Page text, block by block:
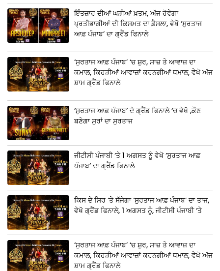
ਇੰਤਜ਼ਾਰ ਦੀਆਂ ਘੜੀਆਂ ਖ਼ਤਮ, ਅੱਜ ਹੋਵੇਗਾ
ਪ੍ਰਤੀਭਾਗੀਆਂ ਦੀ ਕਿਸਮਤ ਦਾ ਫ਼ੈਸਲਾ, ਵੇਖੋ ‘ਸੁਰਤਾਜ
ਆਫ਼ ਪੰਜਾਬ’ ਦਾ ਗ੍ਰੈਂਡ ਫਿਨਾਲੇ
‘ਸੁਰਤਾਜ ਆਫ਼ ਪੰਜਾਬ’ ‘ਚ ਸ਼ੁਰ, ਸਾਜ਼ ਤੇ ਆਵਾਜ਼ ਦਾ
ਕਮਾਲ, ਕਿਹੜੀਆਂ ਆਵਾਜ਼ਾਂ ਕਰਨਗੀਆਂ ਧਮਾਲ, ਵੇਖੋ ਅੱਜ
ਸ਼ਾਮ ਗ੍ਰੈਂਡ ਫਿਨਾਲੇ
‘ਸੁਰਤਾਜ ਆਫ਼ ਪੰਜਾਬ’ ਦੇ ਗ੍ਰੈਂਡ ਫਿਨਾਲੇ ‘ਚ ਵੇਖੋ ,ਕੌਣ
ਬਣੇਗਾ ਸੁਰਾਂ ਦਾ ਸੁਰਤਾਜ
ਜੀਟੀਸੀ ਪੰਜਾਬੀ ‘ਤੇ 1 ਅਗਸਤ ਨੂੰ ਵੇਖੋ ‘ਸੁਰਤਾਜ ਆਫ਼
ਪੰਜਾਬ’ ਦਾ ਗ੍ਰੈਂਡ ਫਿਨਾਲੇ
ਕਿਸ ਦੇ ਸਿਰ ‘ਤੇ ਸੱਜੇਗਾ ‘ਸੁਰਤਾਜ ਆਫ਼ ਪੰਜਾਬ’ ਦਾ ਤਾਜ,
ਵੇਖੋ ਗ੍ਰੈਂਡ ਫਿਨਾਲੇ, 1 ਅਗਸਤ ਨੂੰ, ਜੀਟੀਸੀ ਪੰਜਾਬੀ ‘ਤੇ
‘ਸੁਰਤਾਜ ਆਫ਼ ਪੰਜਾਬ’ ‘ਚ ਸ਼ੁਰ, ਸਾਜ਼ ਤੇ ਆਵਾਜ਼ ਦਾ
ਕਮਾਲ, ਕਿਹੜੀਆਂ ਆਵਾਜ਼ਾਂ ਕਰਨਗੀਆਂ ਧਮਾਲ, ਵੇਖੋ ਅੱਜ
ਸ਼ਾਮ ਗ੍ਰੈਂਡ ਫਿਨਾਲੇ